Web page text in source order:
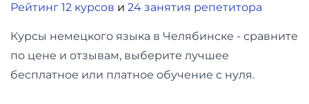
Рейтинг 12 курсов и 24 занятия репетитора
Курсы немецкого языка в Челябинске - сравните
по цене и отзывам, выберите лучшее
бесплатное или платное обучение с нуля.
финансы
Дизайн